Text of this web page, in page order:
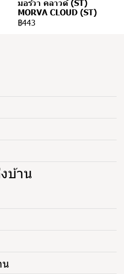
มอร์วา คลาวด์ (ST)
MORVA CLOUD (ST)
฿443
บ้าน
น